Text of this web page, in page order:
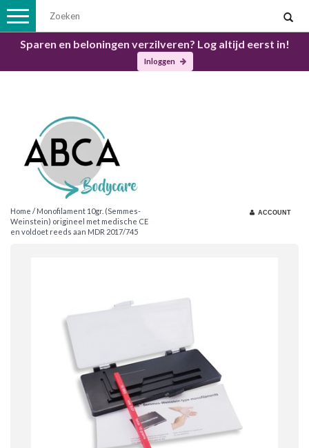
Sparen en beloningen verzilveren? Log altijd eerst in!
Inloggen
Toggle
navigation
Home / Monofilament 10gr. (Semmes-
Weinstein) origineel met medische CE
en voldoet reeds aan MDR 2017/745
ACCOUNT